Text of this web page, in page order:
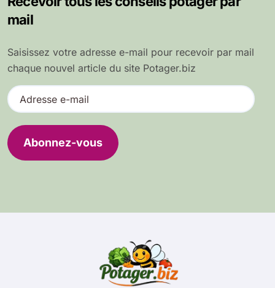
mail
Saisissez votre adresse e-mail pour recevoir par mail
chaque nouvel article du site Potager.biz
A
d
e
s
Abonnez-vous